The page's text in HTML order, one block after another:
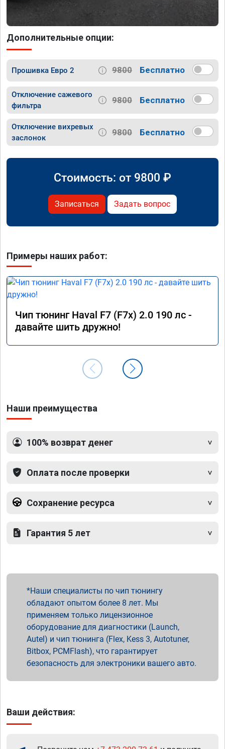
Дополнительные опции:
Прошивка Евро 2 9800 Бесплатно
Отключение сажевого
фильтра
9800 Бесплатно
Отключение вихревых
заслонок
9800 Бесплатно
Стоимость: от 9800 ₽
Записаться Задать вопрос
Примеры наших работ:
Чип тюнинг Haval F7 (F7x) 2.0 190 лс -
давайте шить дружно!
Наши преимущества
100% возврат денег
Оплата после проверки
Сохранение ресурса
Гарантия 5 лет
Наши специалисты по чип тюнингу
обладают опытом более 8 лет. Мы
применяем только лицензионное
оборудование для диагностики (Launch,
Autel) и чип тюнинга (Flex, Kess 3, Autotuner,
Bitbox, PCMFlash), что гарантирует
безопасность для электроники вашего авто.
Ваши действия: